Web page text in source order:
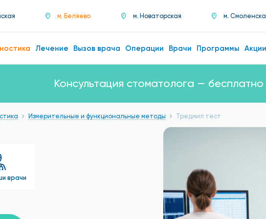
м. Беляево м. Новаторская м.
Лечение Вызов врача Операции Врачи Программы Акции
Консультация стоматолога — бесплатно
Измерительные и функциональные методы Тредмил тест
врачи